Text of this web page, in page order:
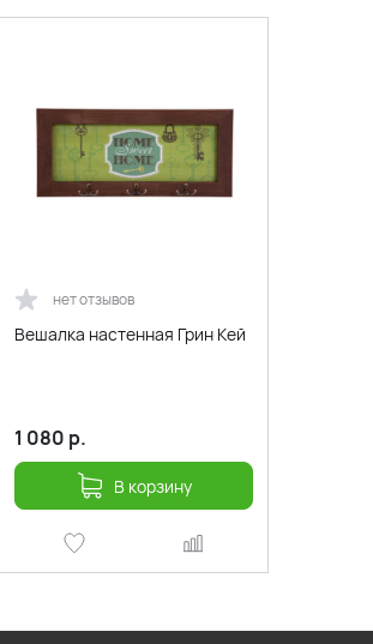
нет отзывов
Вешалка настенная Грин Кей
1 080 р.
В корзину